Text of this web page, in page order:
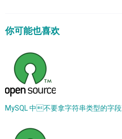
你可能也喜欢
MySQL 中不要拿字符串类型的字